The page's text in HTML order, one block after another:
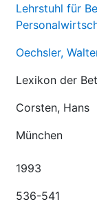
Lehrstuhl für
Oechsler,
Lexikon der
Corsten, Hans
München
1993
536-541